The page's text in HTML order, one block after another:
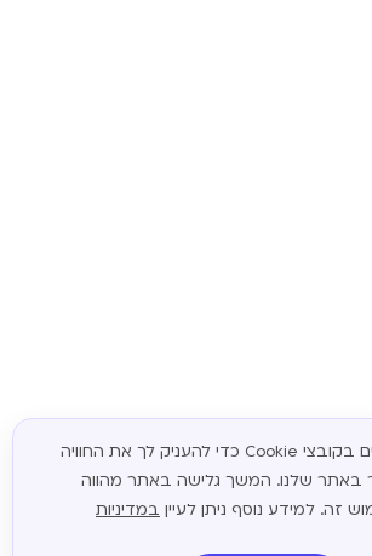
המשך
אנו משתמשים בקובצי Cookie כדי להעניק לך את החוויה
באתר שלנו. המשך גלישה באתר מהווה
זה. למידע נוסף ניתן לעיין במדיניות